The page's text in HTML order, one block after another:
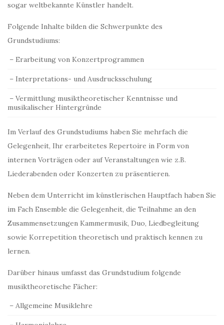
sogar weltbekannte Künstler handelt.
Folgende Inhalte bilden die Schwerpunkte des
Grundstudiums:
– Erarbeitung von Konzertprogrammen
– Interpretations- und Ausdrucksschulung
– Vermittlung musiktheoretischer Kenntnisse und
musikalischer Hintergründe
Im Verlauf des Grundstudiums haben Sie mehrfach die
Gelegenheit, Ihr erarbeitetes Repertoire in Form von
internen Vorträgen oder auf Veranstaltungen wie z.B.
Liederabenden oder Konzerten zu präsentieren.
Neben dem Unterricht im künstlerischen Hauptfach haben Sie
im Fach Ensemble die Gelegenheit, die Teilnahme an den
Zusammensetzungen Kammermusik, Duo, Liedbegleitung
sowie Korrepetition theoretisch und praktisch kennen zu
lernen.
Darüber hinaus umfasst das Grundstudium folgende
musiktheoretische Fächer:
– Allgemeine Musiklehre